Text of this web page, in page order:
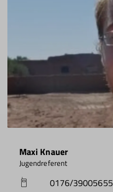
Maxi Knauer
Jugendreferent
0176/39005655